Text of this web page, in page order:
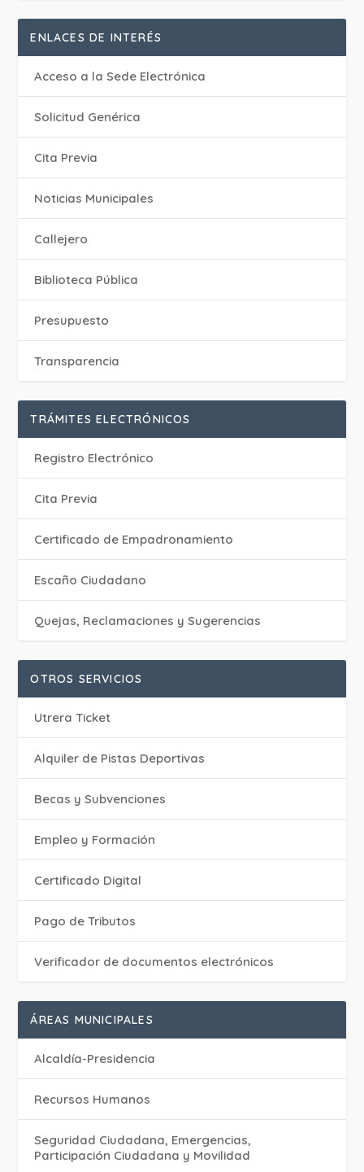
ENLACES DE INTERÉS
Acceso a la Sede Electrónica
Solicitud Genérica
Cita Previa
‎Noticias Municipales
Callejero
Biblioteca Pública
Presupuesto
Transparencia
TRÁMITES ELECTRÓNICOS
Registro Electrónico
Cita Previa
Certificado de Empadronamiento
Escaño Ciudadano
Quejas, Reclamaciones y Sugerencias
OTROS SERVICIOS
Utrera Ticket
Alquiler de Pistas Deportivas
Becas y Subvenciones
Empleo y Formación
Certificado Digital
Pago de Tributos
Verificador de documentos electrónicos
ÁREAS MUNICIPALES
Alcaldía-Presidencia
Recursos Humanos
Seguridad Ciudadana, Emergencias,
Participación Ciudadana y Movilidad